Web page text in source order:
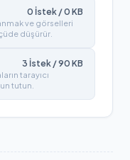
0 İstek /0 KB
ve görselleri
düşürür.
3 İstek /90 KB
tarayıcı
tutun.